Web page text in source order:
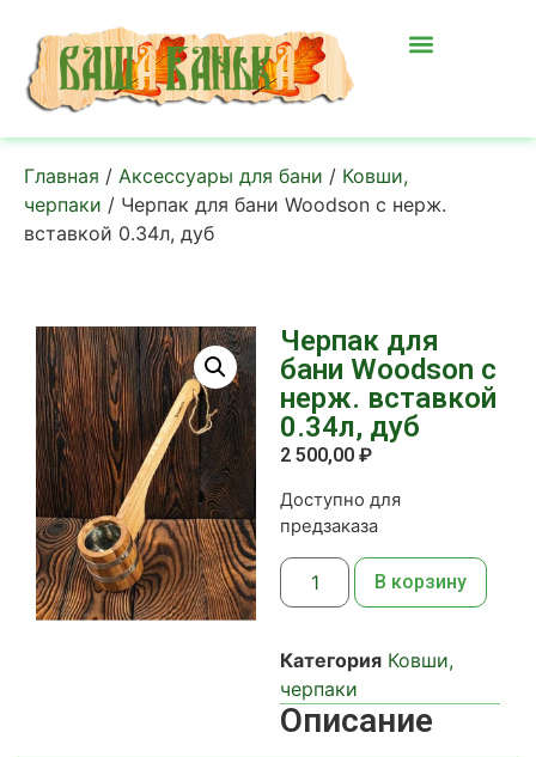
Главная / Аксессуары для бани / Ковши,
черпаки / Черпак для бани Woodson с нерж.
вставкой 0.34л, дуб
Черпак для
бани Woodson с
нерж. вставкой
0.34л, дуб
2 500,00 ₽
Доступно для
предзаказа
В корзину
Категория Ковши,
черпаки
Описание